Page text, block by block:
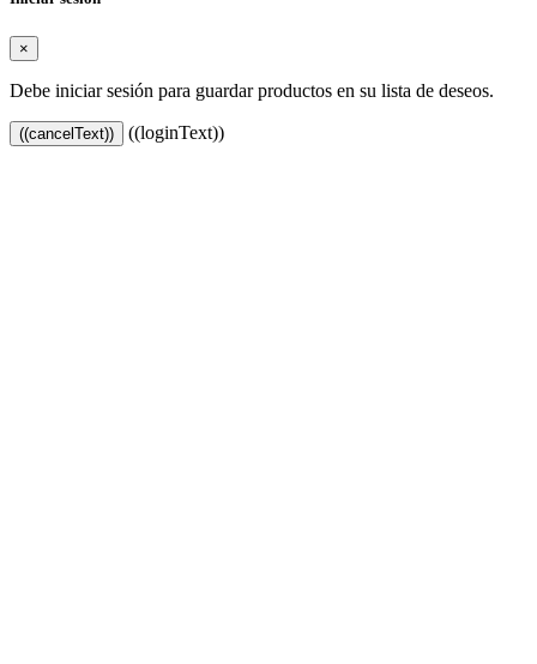
×
Debe iniciar sesión para guardar productos en su lista de deseos.
((cancelText)) ((loginText))